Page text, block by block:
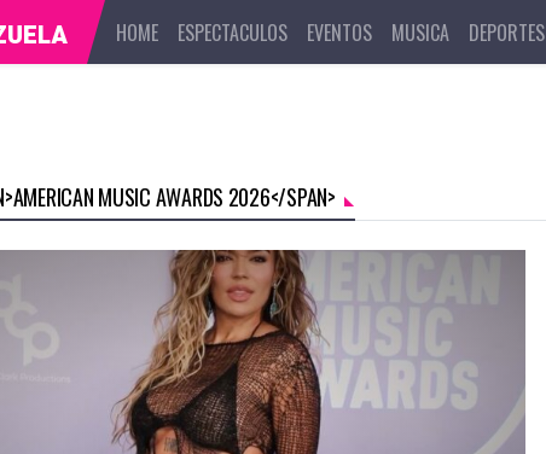
HOME ESPECTACULOS EVENTOS MUSICA DEPORTES
MUSIC AWARDS 2026</SPAN>